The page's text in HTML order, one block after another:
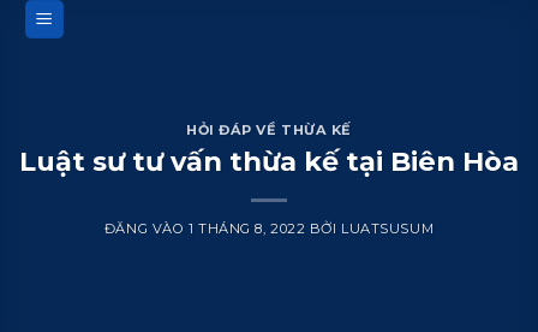
qua
HỎI ĐÁP VỀ THỪA KẾ
Luật sư tư vấn thừa kế tại Biên Hòa
ĐĂNG VÀO 1 THÁNG 8, 2022 BỞI LUATSUSUM